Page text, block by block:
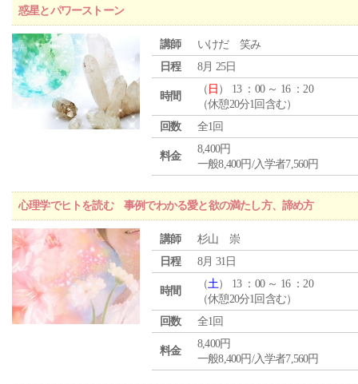
惑星とパワーストーン
講師
いけだ 笑み
日程
8月 25日
時間
（ 日 ） 13 ：00 ～ 16 ：20
（休憩20分1回含む）
回数
全1回
料金
8,400円
一般8,400円/入学者7,560円
心理学でヒトを読む 事例でわかる愛と欲の満たし方、諦め方
講師
杉山 崇
日程
8月 31日
時間
（土） 13 ：00 ～ 16 ：20
（休憩20分1回含む）
回数
全1回
料金
8,400円
一般8,400円/入学者7,560円